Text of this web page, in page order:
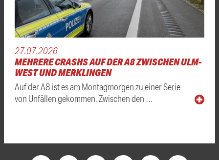
27.07.2026
MEHRERE CRASHS AUF DER A8 ZWISCHEN ULM-
WEST UND MERKLINGEN
Auf der A8 ist es am Montagmorgen zu einer Serie
von Unfällen gekommen. Zwischen den …